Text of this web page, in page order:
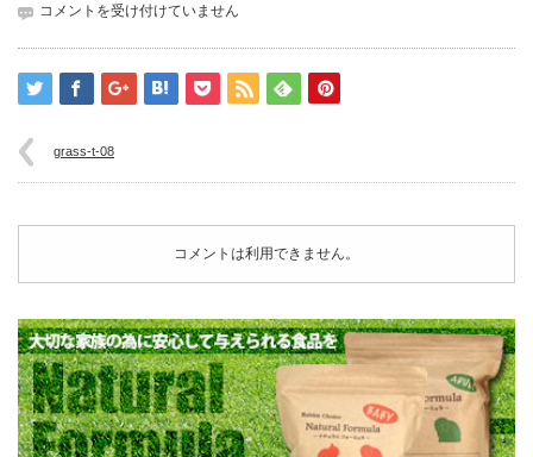
grass-
は
コメントを受け付けていません
grass-t-08
コメントは利用できません。